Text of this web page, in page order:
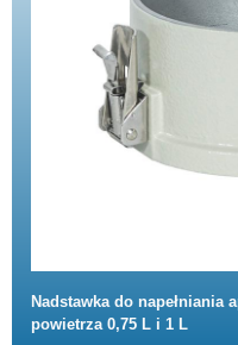
Nadstawka do napełniania
powietrza 0,75 L i 1 L